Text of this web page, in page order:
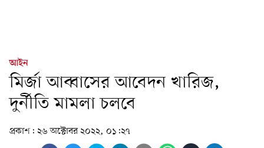
আইন
মির্জা আব্বাসের আবেদন খারিজ,
দুর্নীতি মামলা চলবে
প্রকাশ: ২৬ অক্টোবর ২০২২, ০১:২৭